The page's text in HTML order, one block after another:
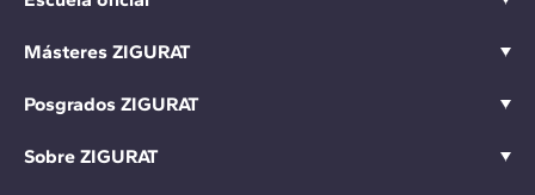
Másteres ZIGURAT
Posgrados ZIGURAT
Sobre ZIGURAT